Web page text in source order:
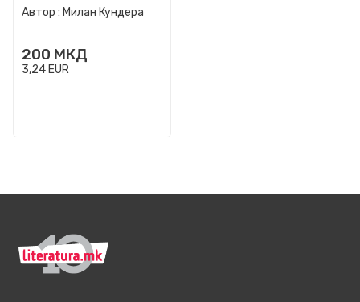
Автор : Милан Кундера
200 МКД
3,24 EUR